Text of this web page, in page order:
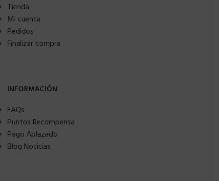
Tienda
Mi cuenta
Pedidos
Finalizar compra
INFORMACIÓN
FAQs
Puntos Recompensa
Pago Aplazado
Blog Noticias